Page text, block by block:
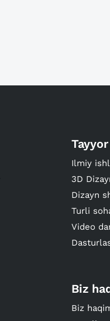
Ilmiy
3D
Dizayn
Turli
Video
Biz
Biz